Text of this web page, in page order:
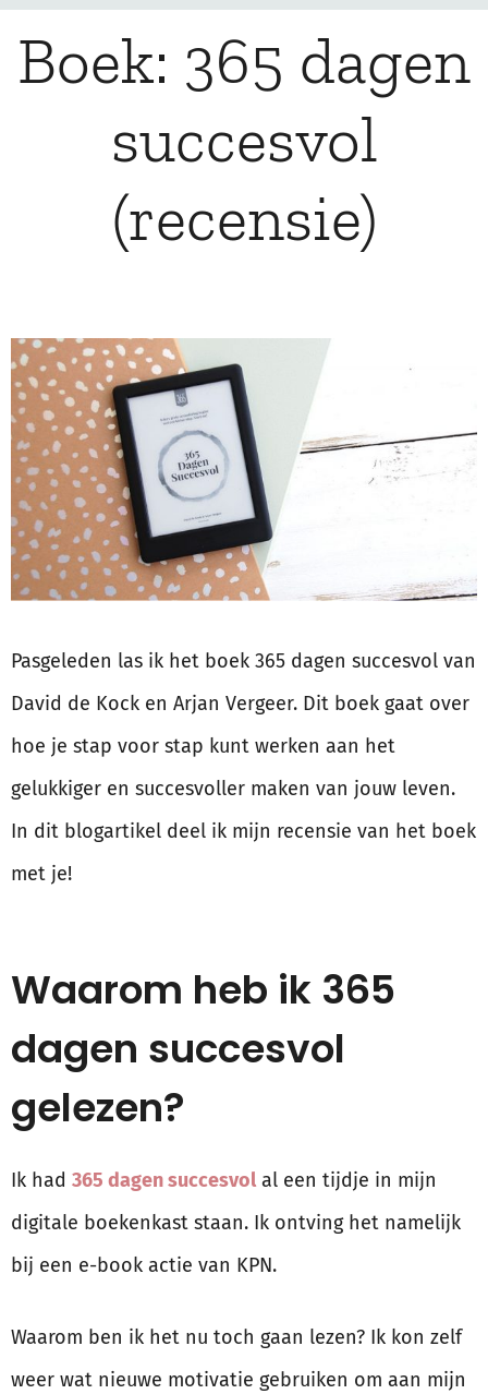
Boek: 365 dagen
succesvol
(recensie)
Pasgeleden las ik het boek 365 dagen succesvol van
David de Kock en Arjan Vergeer. Dit boek gaat over
hoe je stap voor stap kunt werken aan het
gelukkiger en succesvoller maken van jouw leven.
In dit blogartikel deel ik mijn recensie van het boek
met je!
Waarom heb ik 365
dagen succesvol
gelezen?
Ik had 365 dagen succesvolal een tijdje in mijn
digitale boekenkast staan. Ik ontving het namelijk
bij een e-book actie van KPN.
Waarom ben ik het nu toch gaan lezen? Ik kon zelf
weer wat nieuwe motivatie gebruiken om aan mijn